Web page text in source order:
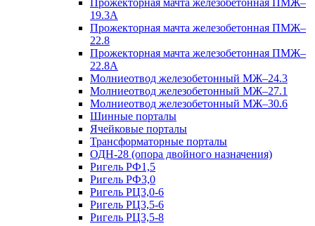
19.3А
Прожекторная мачта железобетонная ПМЖ–
22.8
Прожекторная мачта железобетонная ПМЖ–
22.8А
Молниеотвод железобетонный МЖ–24.3
Молниеотвод железобетонный МЖ–27.1
Молниеотвод железобетонный МЖ–30.6
Шинные порталы
Ячейковые порталы
Трансформаторные порталы
ОДН-28 (опора двойного назначения)
Ригель РФ1,5
Ригель РФ3,0
Ригель РЦ3,0-6
Ригель РЦ3,5-6
Ригель РЦ3,5-8